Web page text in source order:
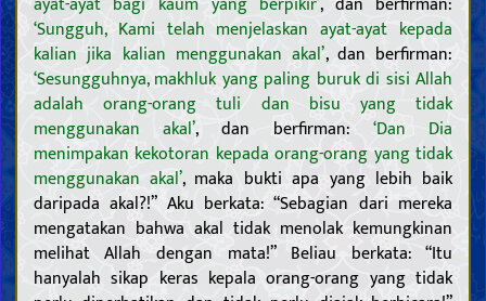
‘Sungguh, Kami telah menjelaskan ayat-ayat kepada
kalian jika kalian menggunakan akal’, dan berfirman:
‘Sesungguhnya, makhluk yang paling buruk di sisi Allah
adalah orang-orang tuli dan bisu yang tidak
menggunakan akal’, dan berfirman: ‘Dan Dia
menimpakan kekotoran kepada orang-orang yang tidak
menggunakan akal’, maka bukti apa yang lebih baik
daripada akal?!” Aku berkata: “Sebagian dari mereka
mengatakan bahwa akal tidak menolak kemungkinan
melihat Allah dengan mata!” Beliau berkata: “Itu
hanyalah sikap keras kepala orang-orang yang tidak